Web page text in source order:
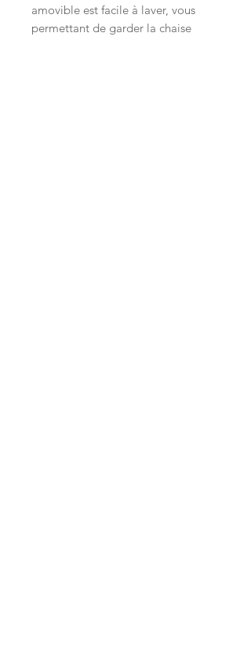
amovible est facile à laver, vous
permettant de garder la chaise